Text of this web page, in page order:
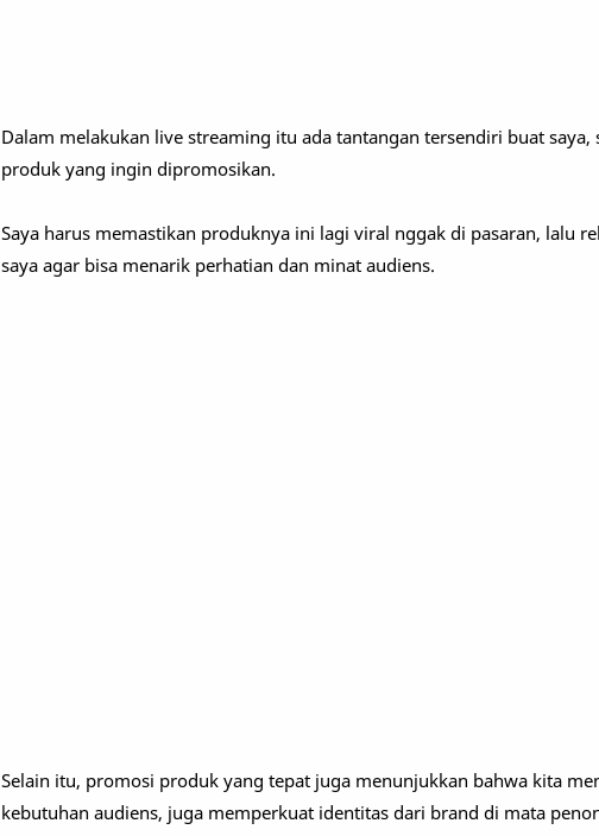
Dalam melakukan live streaming itu ada tantangan tersendiri buat saya,
produk yang ingin dipromosikan.
Saya harus memastikan produknya ini lagi viral nggak di pasaran, lalu
saya agar bisa menarik perhatian dan minat audiens.
Selain itu, promosi produk yang tepat juga menunjukkan bahwa kita
kebutuhan audiens, juga memperkuat identitas dari brand di mata